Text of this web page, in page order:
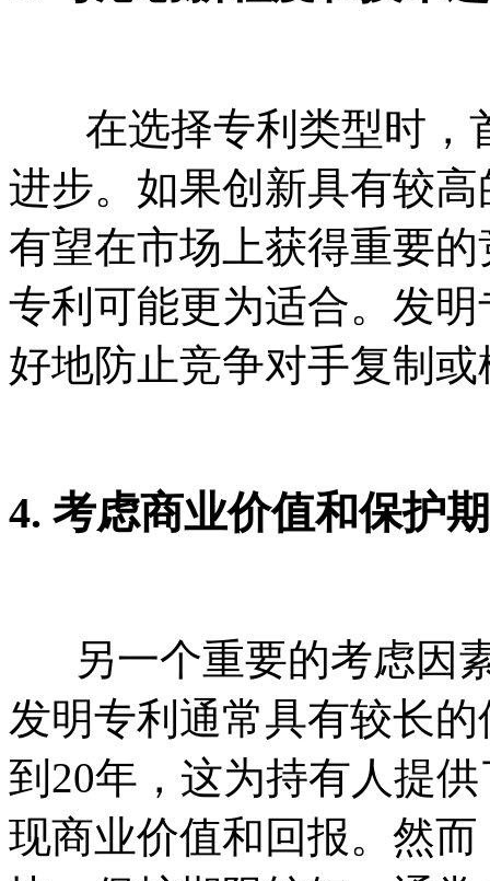
在选择专利类型时，
进步。如果创新具有较
有望在市场上获得重要
专利可能更为适合。发
好地防止竞争对手复制
4. 考虑商业价值和保护
另一个重要的考虑因
发明专利通常具有较长
到20年，这为持有人提
现商业价值和回报。然